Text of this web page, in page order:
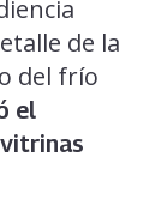
de la
del frío
el